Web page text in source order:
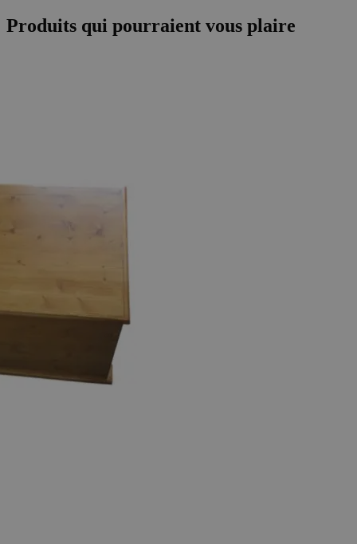
Produits qui pourraient vous plaire